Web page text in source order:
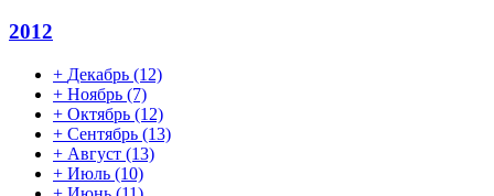
2012
+ Декабрь (12)
+ Ноябрь (7)
+ Октябрь (12)
+ Сентябрь (13)
+ Август (13)
+ Июль (10)